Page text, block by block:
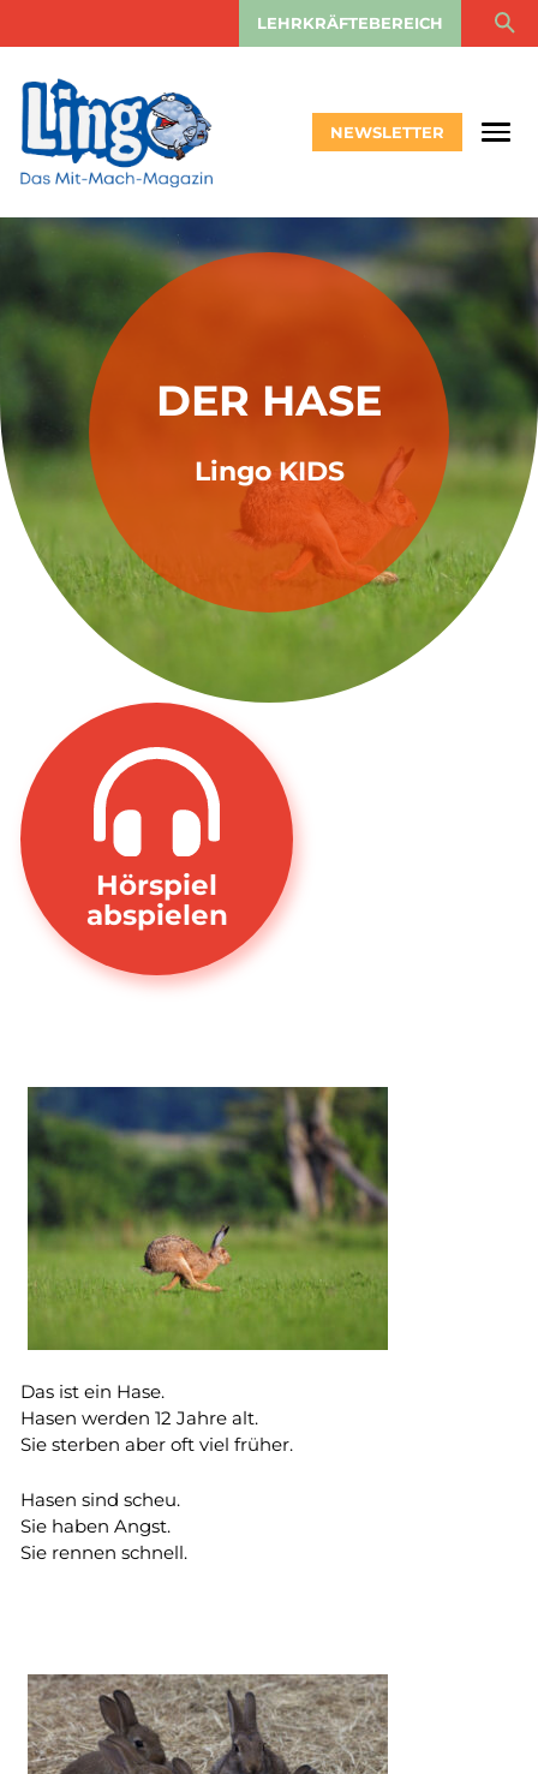
LEHRKRÄFTEBEREICH
NEWSLETTER
DER HASE
Lingo KIDS
Hörspiel
abspielen
Das ist ein Hase.
Hasen werden 12 Jahre alt.
Sie sterben aber oft viel früher.
Hasen sind scheu.
Sie haben Angst.
Sie rennen schnell.